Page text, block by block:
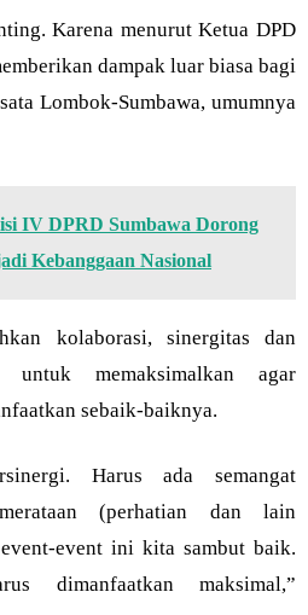
Karena menurut Ketua DPD
dampak luar biasa bagi
Lombok-Sumbawa, umumnya
IV DPRD Sumbawa Dorong
Kebanggaan Nasional
kolaborasi, sinergitas dan
untuk memaksimalkan agar
sebaik-baiknya.
Harus ada semangat
(perhatian dan lain
event ini kita sambut baik.
dimanfaatkan maksimal,”